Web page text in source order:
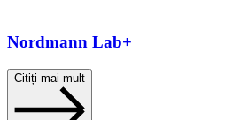
Nordmann Lab+
Citiți mai mult